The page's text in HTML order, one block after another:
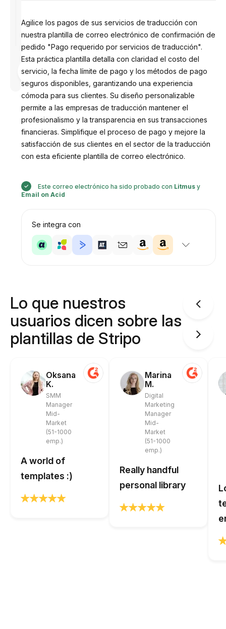
Diseñado
por
Agilice los pagos de sus servicios de traducción con
nuestra plantilla de correo electrónico de confirmación de
pedido "Pago requerido por servicios de traducción".
Esta práctica plantilla detalla con claridad el costo del
servicio, la fecha límite de pago y los métodos de pago
seguros disponibles, garantizando una experiencia
cómoda para sus clientes. Su diseño personalizable
permite a las empresas de traducción mantener el
profesionalismo y la transparencia en sus transacciones
financieras. Simplifique el proceso de pago y mejore la
satisfacción de sus clientes en el sector de la traducción
con esta eficiente plantilla de correo electrónico.
Este correo electrónico ha sido probado con Litmusy
Email on Acid
Se integra con
Lo que nuestros
usuarios dicen sobre las
plantillas de Stripo
Oksana
K.
SMM
Manager
Mid-
Market
(51-1000
emp.)
A world of
templates :)
Marina
M.
Digital
Marketing
Manager
Mid-
Market
(51-1000
emp.)
Really handful
personal library